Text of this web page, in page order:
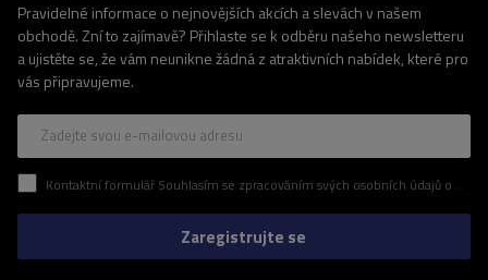
Pravidelné informace o nejnovějších akcích a slevách v našem
obchodě. Zní to zajímavě? Přihlaste se k odběru našeho newsletteru
a ujistěte se, že vám neunikne žádná z atraktivních nabídek, které pro
vás připravujeme.
Zadejte svou e-mailovou adresu
Kontaktní formulář Souhlasím se zpracováním svých osobních údajů obsažených v kontaktním formuláři v souladu s nařízením Evropského parlamentu a Rady (EU)
Zaregistrujte se